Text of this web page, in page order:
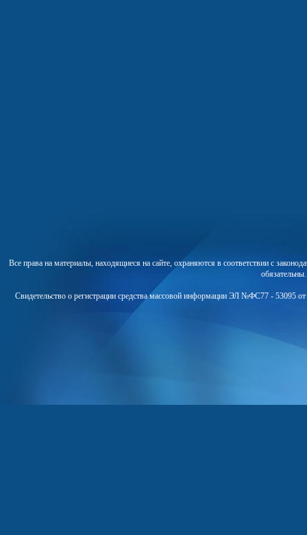
Все права на материалы, находящиеся на сайте, охраняются в соответствии с
Свидетельство о регистрации средства массовой информации ЭЛ №ФС77 - 53095